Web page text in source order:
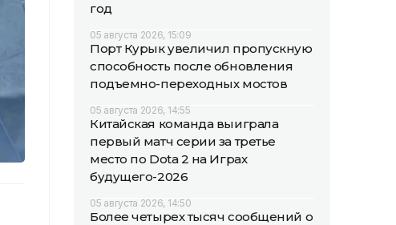
год
05 августа 2026, 15:09
Порт Курык увеличил пропускную
способность после обновления
подъемно-переходных мостов
05 августа 2026, 14:55
Китайская команда выиграла
первый матч серии за третье
место по Dota 2 на Играх
будущего-2026
05 августа 2026, 14:50
Более четырех тысяч сообщений о